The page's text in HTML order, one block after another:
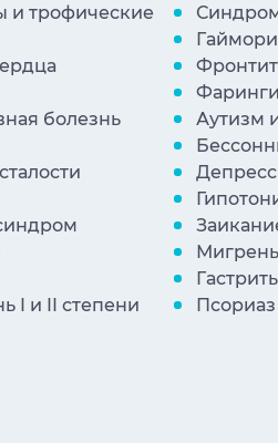
и трофические
болезнь
I и II степени
Фронтит
Аутизм
Мигрень
Псориаз